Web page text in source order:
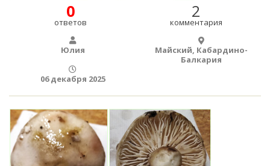
0
ответов
2
комментария
Юлия
Майский, Кабардино-
Балкария
06 декабря 2025